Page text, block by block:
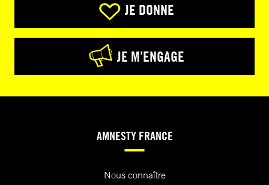
JE DONNE
JE M’ENGAGE
AMNESTY FRANCE
Nous connaître